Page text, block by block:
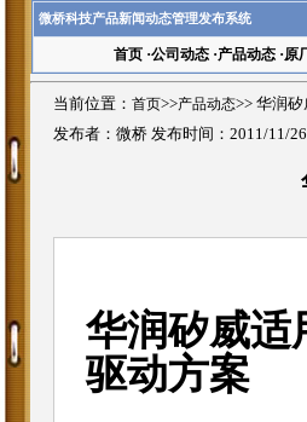
微桥科技产品新闻动态管理发布系统
首页·公司动态·产品动态·原
当前位置： 首页>>产品动态>> 华润
发布者：微桥 发布时间：2011/11/26
华润矽威适
驱动方案